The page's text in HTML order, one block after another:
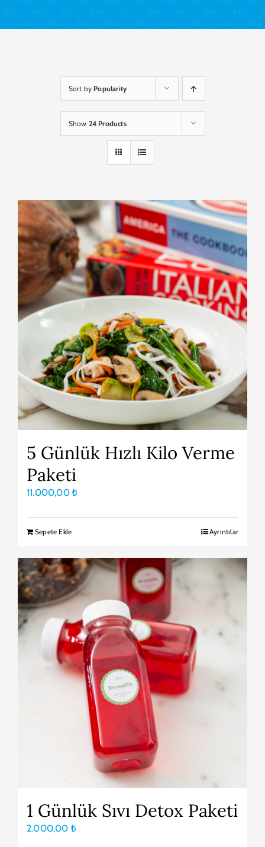
Sort by Popularity
Show 24 Products
5 Günlük Hızlı Kilo Verme
Paketi
11.000,00 ₺
Sepete Ekle Ayrıntılar
1 Günlük Sıvı Detox Paketi
2.000,00 ₺